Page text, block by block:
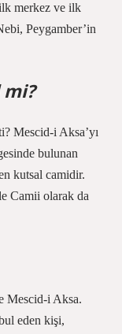
merkez ve ilk
Peygamber’in
Mescid-i Aksa’yı
bulunan
kutsal camidir.
Camii olarak da
Mescid-i Aksa.
eden kişi,